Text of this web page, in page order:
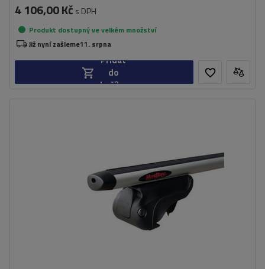
4 106,00 Kč s DPH
Produkt dostupný ve velkém množství
Již nyní zašleme11. srpna
Přidat
do
košíku